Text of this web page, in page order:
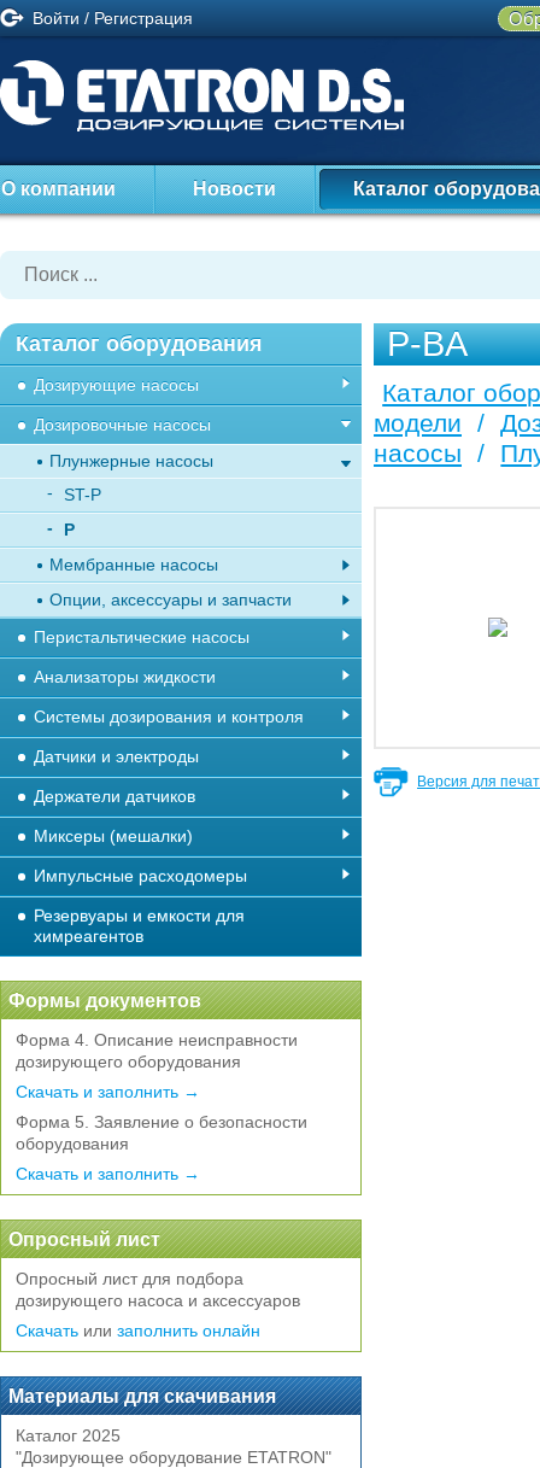
Войти / Регистрация
О компании Новости Каталог
P-BA
Каталог
модели
/
насосы
/
Версия для
Каталог оборудования
Дозирующие насосы
Дозировочные насосы
Плунжерные насосы
ST-P
P
Мембранные насосы
Опции, аксессуары и запчасти
Перистальтические насосы
Анализаторы жидкости
Системы дозирования и контроля
Датчики и электроды
Держатели датчиков
Миксеры (мешалки)
Импульсные расходомеры
Резервуары и емкости для
химреагентов
Формы документов
Форма 4. Описание неисправности
дозирующего оборудования
Скачать и заполнить →
Форма 5. Заявление о безопасности
оборудования
Скачать и заполнить →
Опросный лист
Опросный лист для подбора
дозирующего насоса и аксессуаров
Скачать или заполнить онлайн
Материалы для скачивания
Каталог 2025
"Дозирующее оборудование ETATRON"